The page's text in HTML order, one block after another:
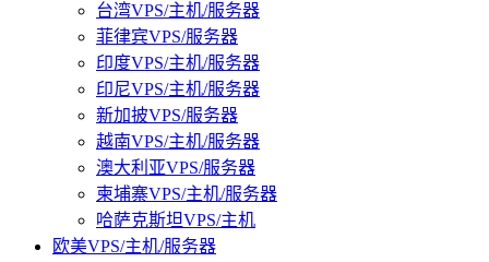
台湾VPS/主机/服务器
菲律宾VPS/服务器
印度VPS/主机/服务器
印尼VPS/主机/服务器
新加披VPS/服务器
越南VPS/主机/服务器
澳大利亚VPS/服务器
柬埔寨VPS/主机/服务器
哈萨克斯坦VPS/主机
欧美VPS/主机/服务器